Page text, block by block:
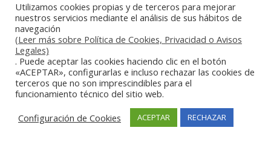
REVESTIMIENTOS • ESTRUCTURAS • ELEMENTOS
DECORATIVOS ACERO INOXIDABLE
COCINAS PROFESIONALES A MEDIDA PERSONALIZADAS PARA
PARTICULARES
COCINAS PROFESIONALES ACERO INOXIDABLE
COCINAS PROFESIONALES HORECA
COCINAS PROFESIONALES HOSTELERÍA MADRID
personalizadas
Utilizamos cookies propias y de terceros para mejorar
nuestros servicios mediante el análisis de sus hábitos de
navegación
(Leer más sobre Política de Cookies, Privacidad o Avisos
Legales)
. Puede aceptar las cookies haciendo clic en el botón
«ACEPTAR», configurarlas e incluso rechazar las cookies de
terceros que no son imprescindibles para el
funcionamiento técnico del sitio web.
Configuración de Cookies
ACEPTAR RECHAZAR